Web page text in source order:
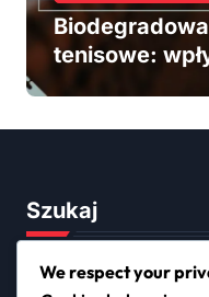
tenisowe:
Szukaj
Search
We respect your